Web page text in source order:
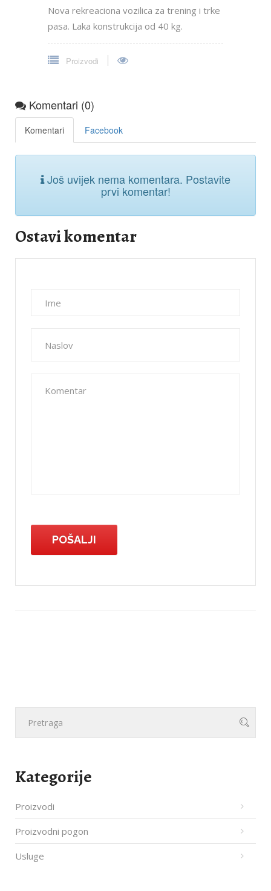
Nova rekreaciona vozilica za trening i trke
pasa. Laka konstrukcija od 40 kg.
Proizvodi
Komentari (0)
Komentari Facebook
Još uvijek nema komentara. Postavite
prvi komentar!
Ostavi komentar
Kategorije
Proizvodi
Proizvodni pogon
Usluge